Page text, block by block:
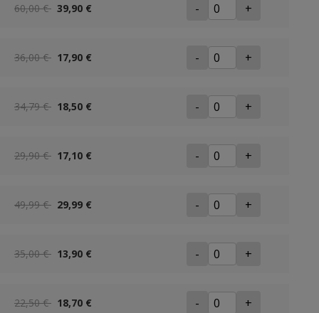
60,00 € 39,90 € - +
36,00 € 17,90 € - +
34,79 € 18,50 € - +
29,90 € 17,10 € - +
49,99 € 29,99 € - +
35,00 € 13,90 € - +
22,50 € 18,70 € - +